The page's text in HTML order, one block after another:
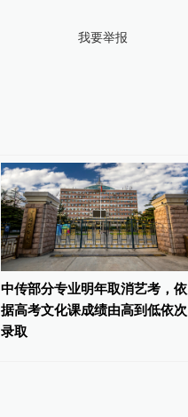
我要举报
中传部分专业明年取消艺考，依
据高考文化课成绩由高到低依次
录取